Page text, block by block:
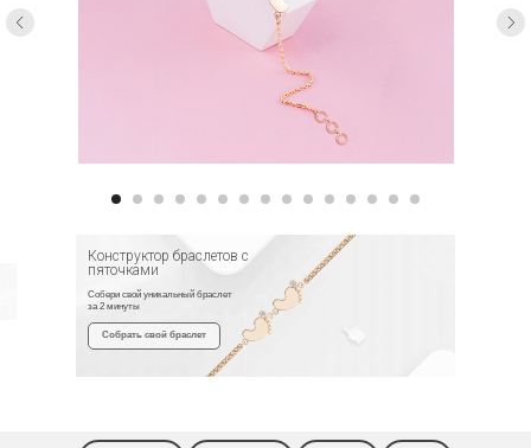
Собери свой уникальный браслет
за 2 минуты
Конструктор браслетов с
пяточками
Собрать свой браслет